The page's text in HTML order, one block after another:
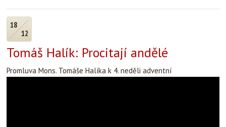
18
12
Tomáš Halík: Procitají andělé
Promluva Mons. Tomáše Halíka k 4. neděli adventní